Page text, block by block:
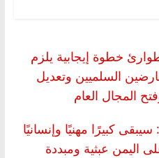
خطوة إيجابية يلزم
السلميين وتعديل
المجال العام
كبيرًا مهنيًا وإنسانيًا
اليمن عبثية ومبددة